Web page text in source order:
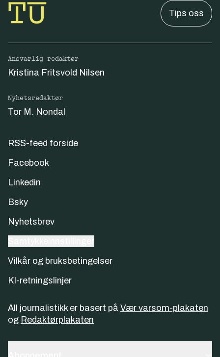
Tips oss
Ansvarlig redaktør
Kristina Fritsvold Nilsen
Nyhetsredaktør
Tor M. Nondal
RSS-feed forside
Facebook
Linkedin
Bsky
Nyhetsbrev
Vilkår og bruksbetingelser
KI-retningslinjer
All journalistikk er basert på Vær varsom-plakaten
og Redaktørplakaten